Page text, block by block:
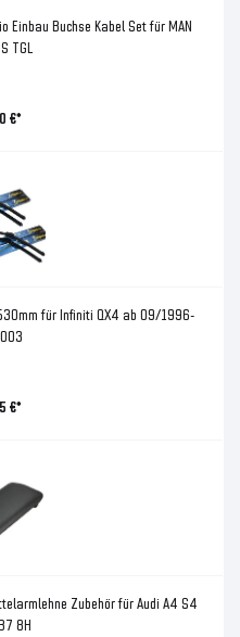
Einbau Buchse Kabel Set für MAN
TGL
€*
für Infiniti QX4 ab 09/1996-
€*
Zubehör für Audi A4 S4
8H